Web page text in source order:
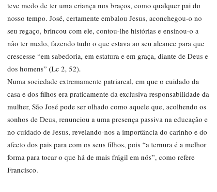
teve medo de ter uma criança nos braços, como qualquer pai do
nosso tempo. José, certamente embalou Jesus, aconchegou-o no
seu regaço, brincou com ele, contou-lhe histórias e ensinou-o a
não ter medo, fazendo tudo o que estava ao seu alcance para que
crescesse “em sabedoria, em estatura e em graça, diante de Deus e
dos homens” (Lc 2, 52).
Numa sociedade extremamente patriarcal, em que o cuidado da
casa e dos filhos era praticamente da exclusiva responsabilidade da
mulher, São José pode ser olhado como aquele que, acolhendo os
sonhos de Deus, renunciou a uma presença passiva na educação e
no cuidado de Jesus, revelando-nos a importância do carinho e do
afecto dos pais para com os seus filhos, pois “a ternura é a melhor
forma para tocar o que há de mais frágil em nós”, como refere
Francisco.